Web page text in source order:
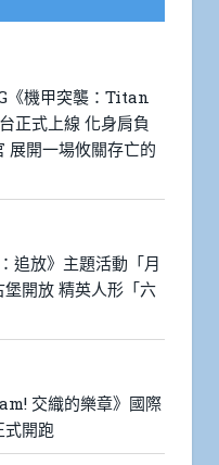
《機甲突襲：Titan
正式上線 化身肩負
展開一場攸關存亡的
追放》主題活動「月
開放 精英人形「六
交織的樂章》國際
式開跑